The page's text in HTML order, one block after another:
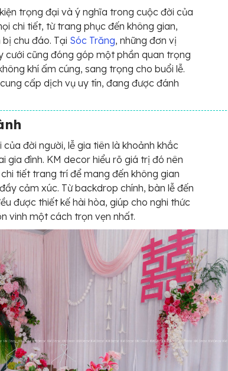
trọng đại và ý nghĩa trong cuộc đời của
chi tiết, từ trang phục đến không gian,
chu đáo. Tại Sóc Trăng, những đơn vị
cưới cũng đóng góp một phần quan trọng
khí ấm cúng, sang trọng cho buổi lễ.
cấp dịch vụ uy tín, đang được đánh
đời người, lễ gia tiên là khoảnh khắc
gia đình. KM decor hiểu rõ giá trị đó nên
tiết trang trí để mang đến không gian
cảm xúc. Từ backdrop chính, bàn lễ đến
được thiết kế hài hòa, giúp cho nghi thức
vinh một cách trọn vẹn nhất.